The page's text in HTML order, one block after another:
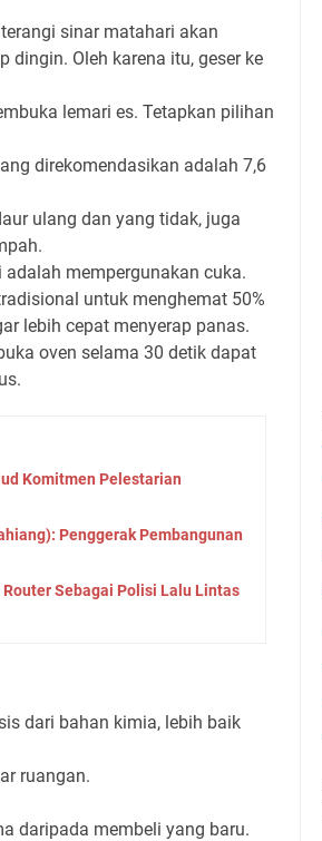
sinar matahari akan
dingin. Oleh karena itu, geser ke
lemari es. Tetapkan pilihan
direkomendasikan adalah 7,6
ulang dan yang tidak, juga
mempergunakan cuka.
untuk menghemat 50%
lebih cepat menyerap panas.
oven selama 30 detik dapat
Komitmen Pelestarian
Penggerak Pembangunan
Sebagai Polisi Lalu Lintas
dari bahan kimia, lebih baik
ruangan.
daripada membeli yang baru.